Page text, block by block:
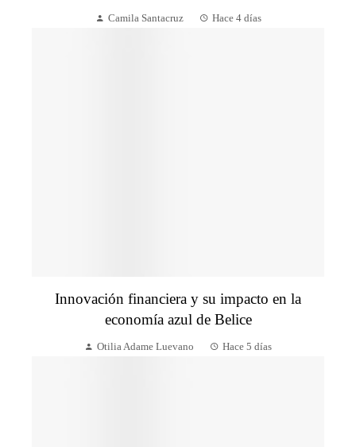
Camila Santacruz Hace 4 días
Innovación financiera y su impacto en la
economía azul de Belice
Otilia Adame Luevano Hace 5 días